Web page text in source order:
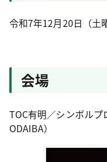
令和7年12月20日（土
会場
TOC有明／シンボル
ODAIBA）